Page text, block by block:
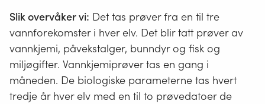
Slik overvåker vi: Det tas prøver fra en til tre
vannforekomster i hver elv. Det blir tatt prøver av
vannkjemi, påvekstalger, bunndyr og fisk og
miljøgifter. Vannkjemiprøver tas en gang i
måneden. De biologiske parameterne tas hvert
tredje år hver elv med en til to prøvedatoer de